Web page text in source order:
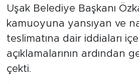
Müdürlüğü’ne sevk edildi.
Uşak Belediye Başkanı
kamuoyuna yansıyan ve
teslimatına dair iddiaları
açıklamalarının ardından